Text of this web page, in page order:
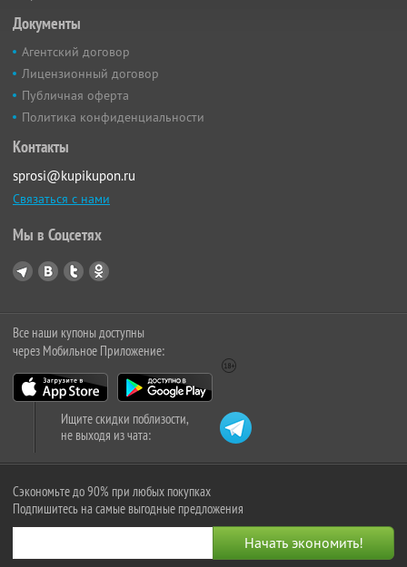
Документы
Агентский договор
Лицензионный договор
Публичная оферта
Политика конфиденциальности
Контакты
sprosi@kupikupon.ru
Связаться с нами
Мы в Соцсетях
Все наши купоны доступны
через Мобильное Приложение:
Ищите скидки поблизости,
не выходя из чата:
Сэкономьте до 90% при любых покупках
Подпишитесь на самые выгодные предложения